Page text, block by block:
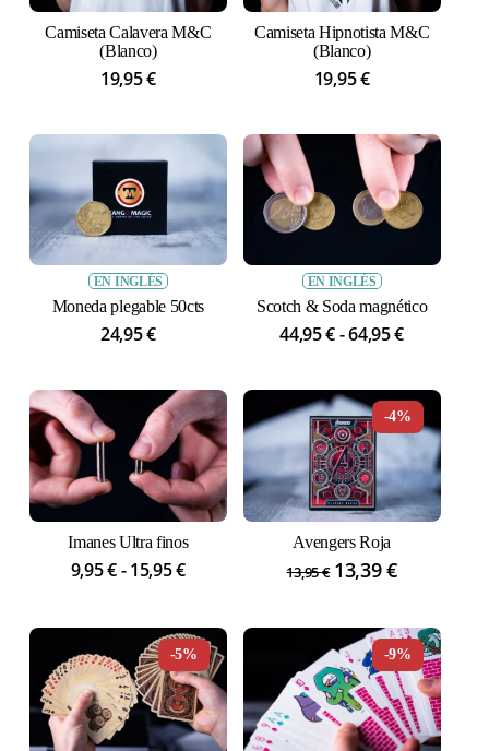
Camiseta Calavera M&C
(Blanco)
19,95€
Camiseta Hipnotista M&C
(Blanco)
19,95€
EN INGLÉS
Moneda plegable 50cts
24,95€
EN INGLÉS
Scotch & Soda magnético
44,95€-64,95€Rango
desde
44,95 €
hasta
64,95 €
Imanes Ultra finos
9,95€- 15,95€Rango
desde
9,95 €
hasta
15,95 €
-4%
Avengers Roja
13,95€ El
era:
13,95 €.
13,39€El
es:
13,39 €.
-5% -9%